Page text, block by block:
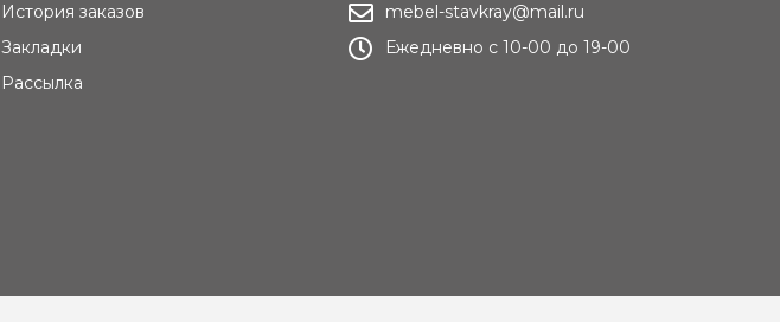
История заказов
Закладки
Рассылка
mebel-stavkray@mail.ru
Ежедневно с 10-00 до 19-00